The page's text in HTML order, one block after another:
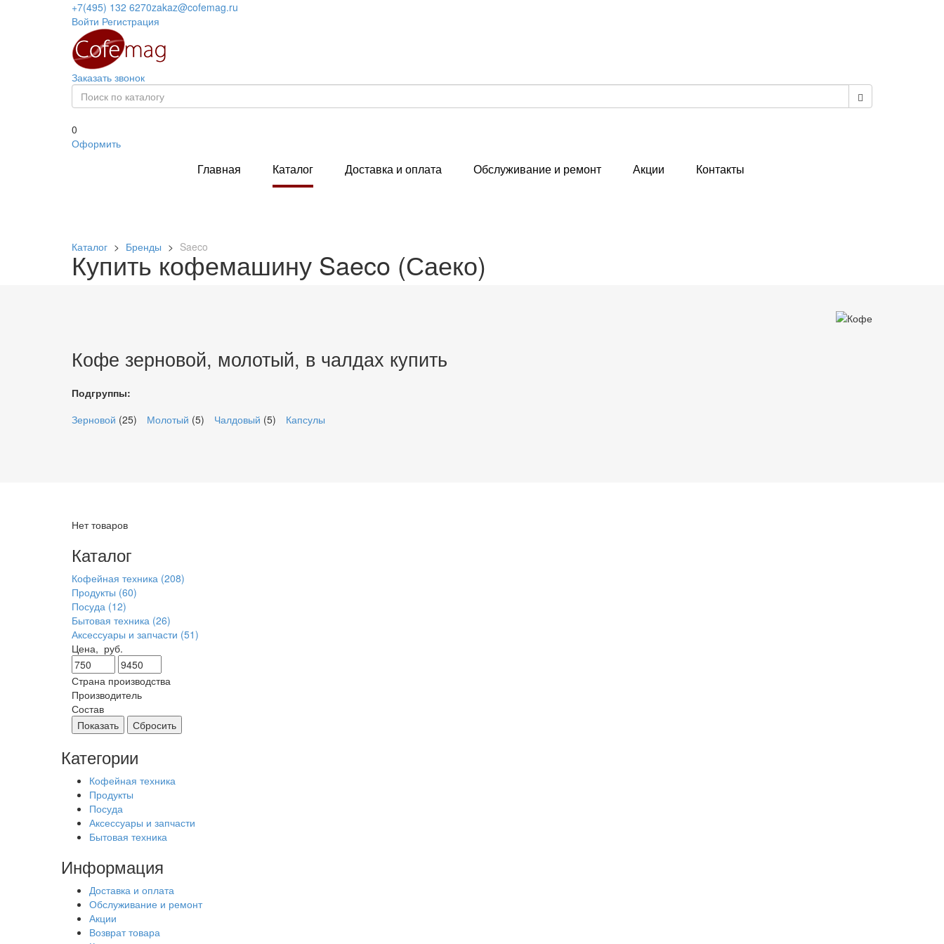
+7(495) 132 6270zakaz@cofemag.ru
Войти Регистрация
Заказать звонок
0
Оформить
Главная Каталог Доставка и оплата Обслуживание и ремонт Акции Контакты
Купить кофемашину Saeco (Саеко)
Каталог > Бренды > Saeco
Кофе зерновой, молотый, в чалдах купить
Подгруппы:
Зерновой (25) Молотый (5) Чалдовый (5) Капсулы
Нет товаров
Каталог
Кофейная техника (208)
Продукты (60)
Посуда (12)
Бытовая техника (26)
Аксессуары и запчасти (51)
Цена, руб.
Страна производства
Производитель
Состав
Показать
Сбросить
Категории
Кофейная техника
Продукты
Посуда
Аксессуары и запчасти
Бытовая техника
Информация
Доставка и оплата
Обслуживание и ремонт
Акции
Возврат товара